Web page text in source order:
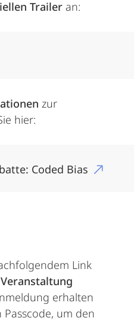
Trailer an:
zur
hier:
Coded Bias
Link
erhalten
um den